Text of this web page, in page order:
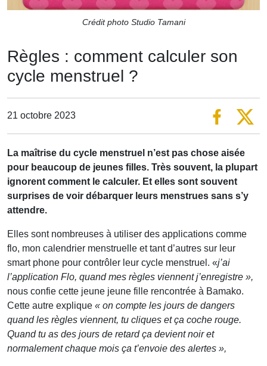
Crédit photo Studio Tamani
Règles : comment calculer son
cycle menstruel ?
21 octobre 2023
La maîtrise du cycle menstruel n’est pas chose aisée
pour beaucoup de jeunes filles. Très souvent, la plupart
ignorent comment le calculer. Et elles sont souvent
surprises de voir débarquer leurs menstrues sans s’y
attendre.
Elles sont nombreuses à utiliser des applications comme
flo, mon calendrier menstruelle et tant d’autres sur leur
smart phone pour contrôler leur cycle menstruel. «j’ai
l’application Flo, quand mes règles viennent j’enregistre »,
nous confie cette jeune jeune fille rencontrée à Bamako.
Cette autre explique « on compte les jours de dangers
quand les règles viennent, tu cliques et ça coche rouge.
Quand tu as des jours de retard ça devient noir et
normalement chaque mois ça t’envoie des alertes »,